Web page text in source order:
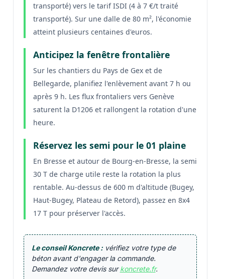
transporté) vers le tarif ISDI (4 à 7 €/t traité
transporté). Sur une dalle de 80 m², l'économie
atteint plusieurs centaines d'euros.
Anticipez la fenêtre frontalière
Sur les chantiers du Pays de Gex et de
Bellegarde, planifiez l'enlèvement avant 7 h ou
après 9 h. Les flux frontaliers vers Genève
saturent la D1206 et rallongent la rotation d'une
heure.
Réservez les semi pour le 01 plaine
En Bresse et autour de Bourg-en-Bresse, la semi
30 T de charge utile reste la rotation la plus
rentable. Au-dessus de 600 m d'altitude (Bugey,
Haut-Bugey, Plateau de Retord), passez en 8x4
17 T pour préserver l'accès.
Le conseil Koncrete :vérifiez votre type de
béton avant d'engager la commande.
Demandez votre devis surkoncrete.fr.